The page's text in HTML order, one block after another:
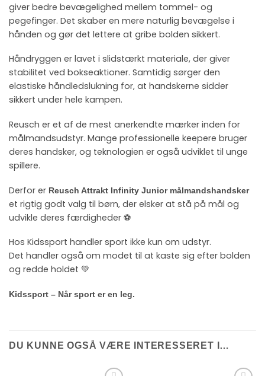
giver bedre bevægelighed mellem tommel- og
pegefinger. Det skaber en mere naturlig bevægelse i
hånden og gør det lettere at gribe bolden sikkert.
Håndryggen er lavet i slidstærkt materiale, der giver
stabilitet ved bokseaktioner. Samtidig sørger den
elastiske håndledslukning for, at handskerne sidder
sikkert under hele kampen.
Reusch er et af de mest anerkendte mærker inden for
målmandsudstyr. Mange professionelle keepere bruger
deres handsker, og teknologien er også udviklet til unge
spillere.
Derfor er Reusch Attrakt Infinity Junior målmandshandsker
et rigtig godt valg til børn, der elsker at stå på mål og
udvikle deres færdigheder ⚽
Hos Kidssport handler sport ikke kun om udstyr.
Det handler også om modet til at kaste sig efter bolden
og redde holdet 💚
Kidssport – Når sport er en leg.
DU KUNNE OGSÅ VÆRE INTERESSERET I…